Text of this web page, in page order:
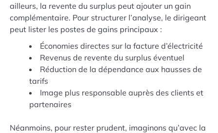
ailleurs, la revente du surplus peut ajouter un gain
complémentaire. Pour structurer l’analyse, le dirigeant
peut lister les postes de gains principaux :
Économies directes sur la facture d’électricité
Revenus de revente du surplus éventuel
Réduction de la dépendance aux hausses de
tarifs
Image plus responsable auprès des clients et
partenaires
Néanmoins, pour rester prudent, imaginons qu’avec la